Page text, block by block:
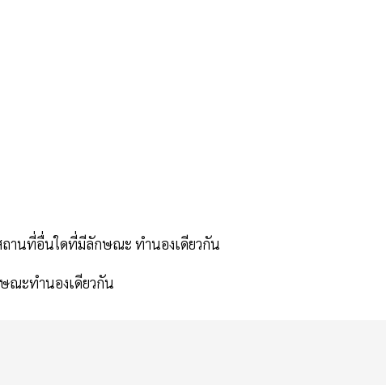
ถานที่อื่นใดที่มีลักษณะ ทํานองเดียวกัน
ณะทํานองเดียวกัน